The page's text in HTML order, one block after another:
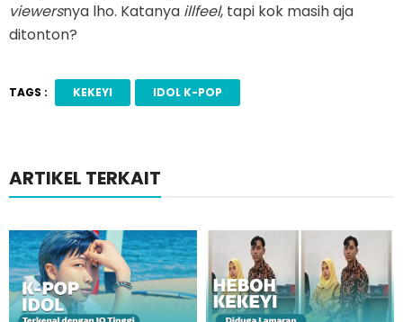
viewersnya lho. Katanya illfeel, tapi kok masih aja
ditonton?
TAGS : KEKEYI IDOL K-POP
ARTIKEL TERKAIT